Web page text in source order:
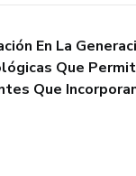
En La
Que
Que